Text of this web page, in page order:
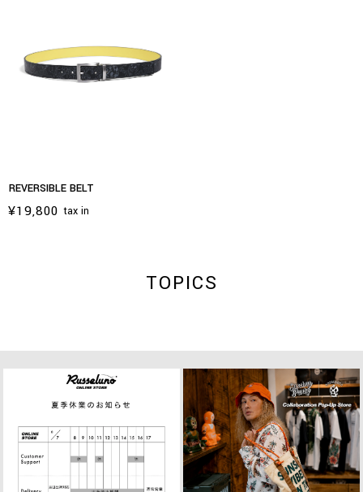
REVERSIBLE BELT
¥19,800 tax in
TOPICS